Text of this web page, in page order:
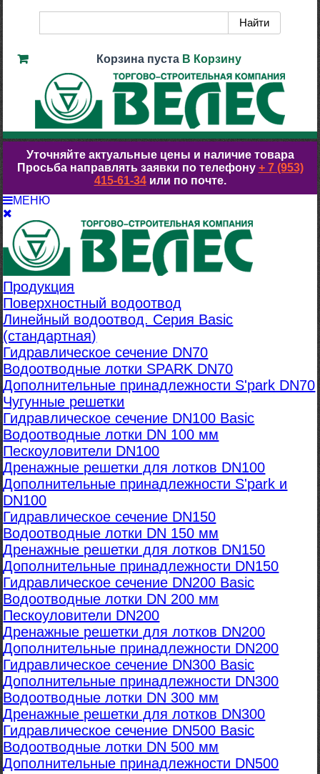
Корзина пуста В Корзину
Уточняйте актуальные цены и наличие товара
Просьба направлять заявки по телефону + 7 (953)
415-61-34или по почте.
МЕНЮ
Продукция
Поверхностный водоотвод
Линейный водоотвод. Серия Basic
(стандартная)
Гидравлическое сечение DN70
Водоотводные лотки SPARK DN70
Дополнительные принадлежности S'park DN70
Чугунные решетки
Гидравлическое сечение DN100 Basic
Водоотводные лотки DN 100 мм
Пескоуловители DN100
Дренажные решетки для лотков DN100
Дополнительные принадлежности S'park и
DN100
Гидравлическое сечение DN150
Водоотводные лотки DN 150 мм
Дренажные решетки для лотков DN150
Дополнительные принадлежности DN150
Гидравлическое сечение DN200 Basic
Водоотводные лотки DN 200 мм
Пескоуловители DN200
Дренажные решетки для лотков DN200
Дополнительные принадлежности DN200
Гидравлическое сечение DN300 Basic
Дополнительные принадлежности DN300
Водоотводные лотки DN 300 мм
Дренажные решетки для лотков DN300
Гидравлическое сечение DN500 Basic
Водоотводные лотки DN 500 мм
Дополнительные принадлежности DN500